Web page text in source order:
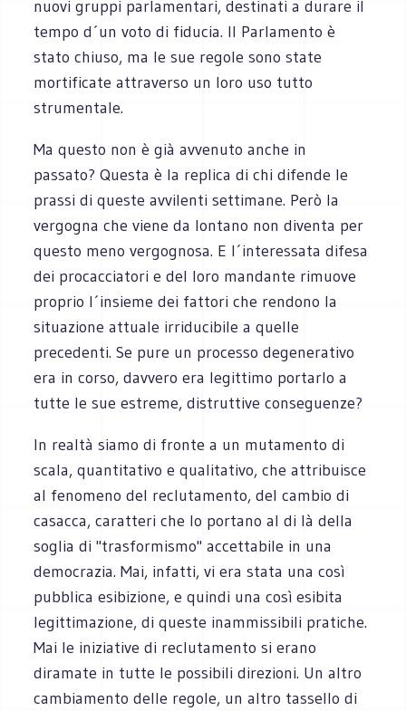
nuovi gruppi parlamentari, destinati a durare il
tempo d´un voto di fiducia. Il Parlamento è
stato chiuso, ma le sue regole sono state
mortificate attraverso un loro uso tutto
strumentale.
Ma questo non è già avvenuto anche in
passato? Questa è la replica di chi difende le
prassi di queste avvilenti settimane. Però la
vergogna che viene da lontano non diventa per
questo meno vergognosa. E l´interessata difesa
dei procacciatori e del loro mandante rimuove
proprio l´insieme dei fattori che rendono la
situazione attuale irriducibile a quelle
precedenti. Se pure un processo degenerativo
era in corso, davvero era legittimo portarlo a
tutte le sue estreme, distruttive conseguenze?
In realtà siamo di fronte a un mutamento di
scala, quantitativo e qualitativo, che attribuisce
al fenomeno del reclutamento, del cambio di
casacca, caratteri che lo portano al di là della
soglia di "trasformismo" accettabile in una
democrazia. Mai, infatti, vi era stata una così
pubblica esibizione, e quindi una così esibita
legittimazione, di queste inammissibili pratiche.
Mai le iniziative di reclutamento si erano
diramate in tutte le possibili direzioni. Un altro
cambiamento delle regole, un altro tassello di